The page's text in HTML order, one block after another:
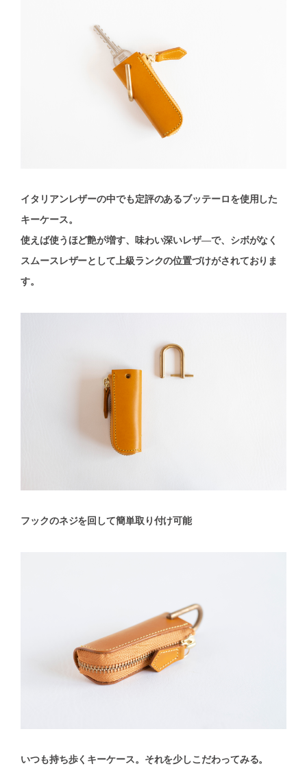
イタリアンレザーの中でも定評のあるブッテーロを使用した
キーケース。
使えば使うほど艶が増す、味わい深いレザ―で、シボがなく
スムースレザーとして上級ランクの位置づけがされておりま
す。
フックのネジを回して簡単取り付け可能
いつも持ち歩くキーケース。それを少しこだわってみる。